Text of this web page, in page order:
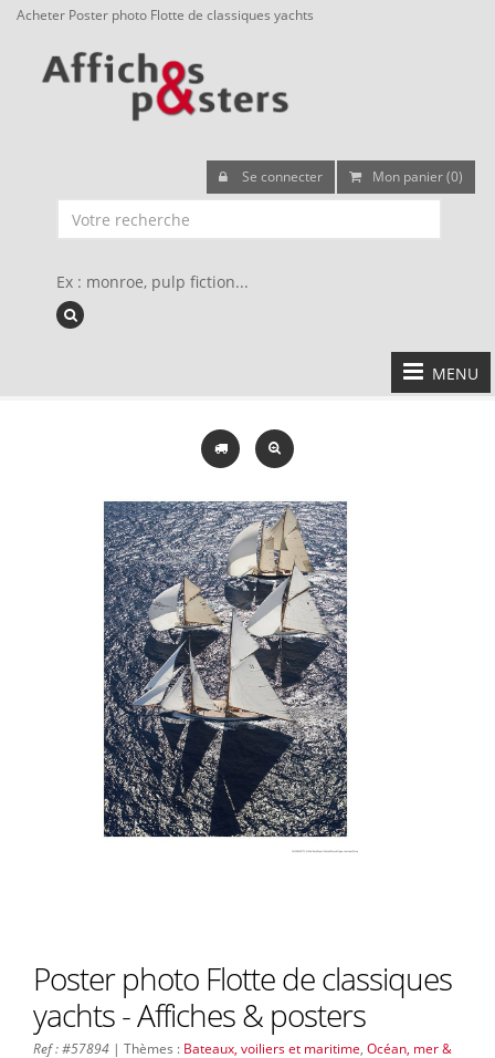
Acheter Poster photo Flotte de classiques yachts
Se connecter Mon panier (0)
Ex : monroe, pulp fiction...
MENU
Poster photo Flotte de classiques
yachts - Affiches & posters
Ref : #57894 | Thèmes : Bateaux, voiliers et maritime Océan, mer &